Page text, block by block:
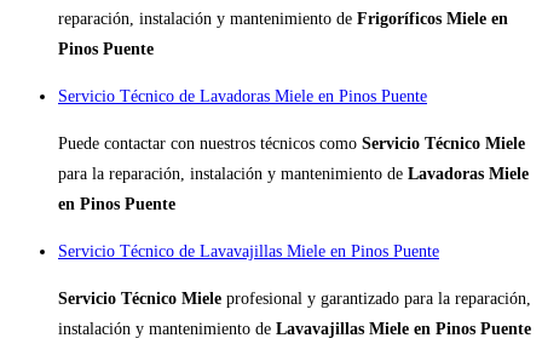
reparación, instalación y mantenimiento de Frigoríficos Miele en
Pinos Puente
Servicio Técnico de Lavadoras Miele en Pinos Puente
Puede contactar con nuestros técnicos como Servicio Técnico Miele
para la reparación, instalación y mantenimiento de Lavadoras Miele
en Pinos Puente
Servicio Técnico de Lavavajillas Miele en Pinos Puente
Servicio Técnico Miele profesional y garantizado para la reparación,
instalación y mantenimiento de Lavavajillas Miele en Pinos Puente